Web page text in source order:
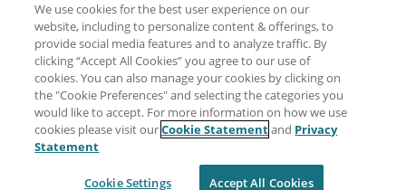
分享：電子郵件
推特
使用條款
We use cookies for the best user experience on our
website, including to personalize content & offerings, to
provide social media features and to analyze traffic. By
clicking “Accept All Cookies” you agree to our use of
cookies. You can also manage your cookies by clicking on
the "Cookie Preferences" and selecting the categories you
would like to accept. For more information on how we use
cookies please visit ourCookie Statementand Privacy
Statement
Cookie Settings Accept All Cookies